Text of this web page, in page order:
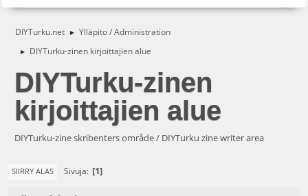
DIYTurku.net ► Ylläpito / Administration
► DIYTurku-zinen kirjoittajien alue
DIYTurku-zinen
kirjoittajien alue
DIYTurku-zine skribenters område / DIYTurku zine writer area
SIIRRY ALAS Sivuja 1